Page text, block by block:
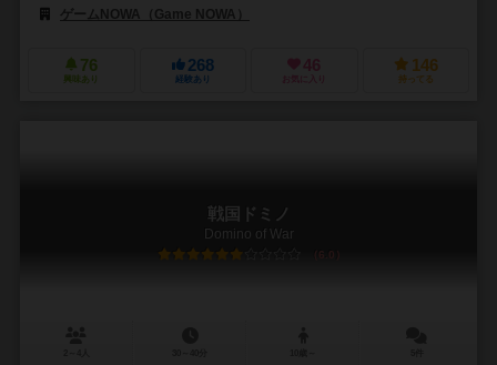
ゲームNOWA（Game NOWA）
76
興味あり
268
経験あり
46
お気に入り
146
持ってる
戦国ドミノ
Domino of War
6.0